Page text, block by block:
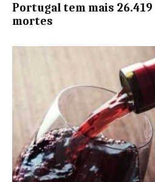
Portugal tem mais 26.419
mortes